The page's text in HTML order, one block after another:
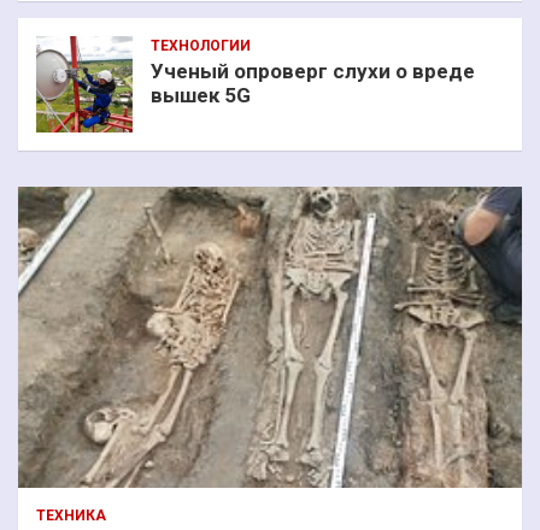
ТЕХНОЛОГИИ
Ученый опроверг слухи о вреде
вышек 5G
ТЕХНИКА